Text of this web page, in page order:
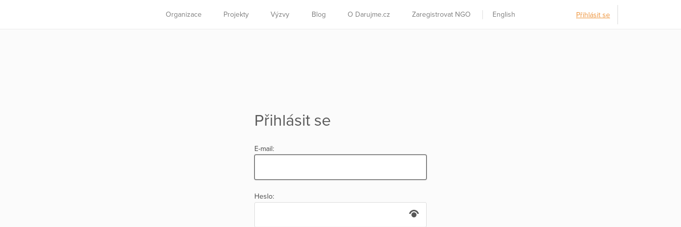
Organizace Projekty Výzvy Blog O Darujme.cz Zaregistrovat NGO English Přihlásit se
Přihlásit se
E-mail:
Heslo: